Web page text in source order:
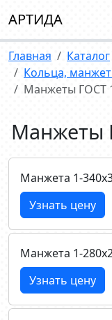
АРТИДА
Главная Каталог
Кольца,
Mанжеты ГОСТ
Mанжеты
Манжета 1-
Узнать цену
Манжета 1-
Узнать цену